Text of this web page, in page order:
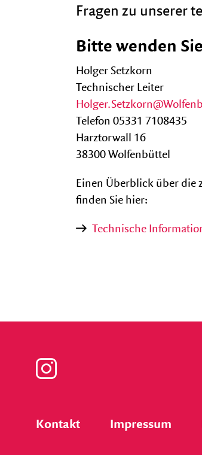
Fragen zu unserer
Bitte wenden
Holger Setzkorn
Technischer Leiter
Telefon 05331 7108435
Harztorwall 16
38300 Wolfenbüttel
Einen Überblick über die
finden Sie hier:
Technische
Zu
Instagram
Kontakt Impressum